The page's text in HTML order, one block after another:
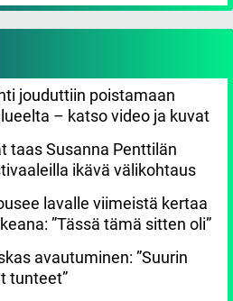
jouduttiin poistamaan
– katso video ja kuvat
taas Susanna Penttilän
ikävä välikohtaus
lavalle viimeistä kertaa
”Tässä tämä sitten oli”
avautuminen: ”Suurin
tunteet”